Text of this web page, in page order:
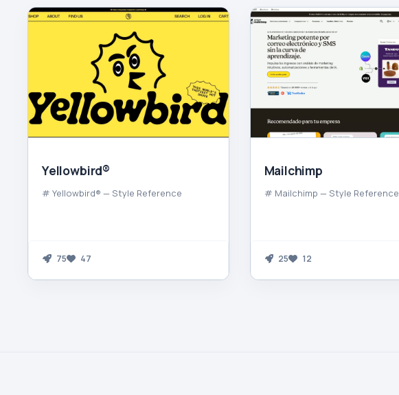
Yellowbird®
# Yellowbird® — Style Reference
75 47
Mailchimp
# Mailchimp — Style Reference
25 12